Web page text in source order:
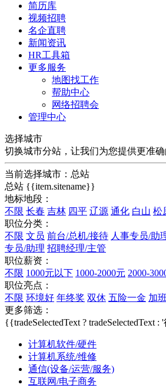
简历库
视频招聘
名企直聘
新闻资讯
HR工具箱
更多服务
地图找工作
帮助中心
网络招聘会
管理中心
选择城市
切换城市分站，让我们为您提供更准确
当前选择城市： 总站
总站 {{item.sitename}}
地标地段：
不限 长春 吉林 四平 辽源 通化 白山 松
职位分类：
不限 文员 前台/总机/接待 人事专员/助
专员/助理 招聘经理/主管
职位薪资：
不限 1000元以下 1000-2000元 2000-
职位亮点：
不限 环境好 年终奖 双休 五险一金 加
更多筛选：
{{tradeSelectedText ? tradeSelectedText
计算机软件/硬件
计算机系统/维修
通信(设备/运营/服务)
互联网/电子商务